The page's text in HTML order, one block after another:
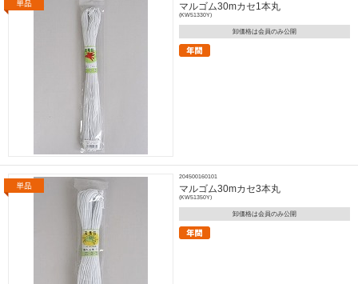
マルゴム30mカセ1本丸
(KW51330Y)
卸価格は会員のみ公開
204500160101
マルゴム30mカセ3本丸
(KW51350Y)
卸価格は会員のみ公開